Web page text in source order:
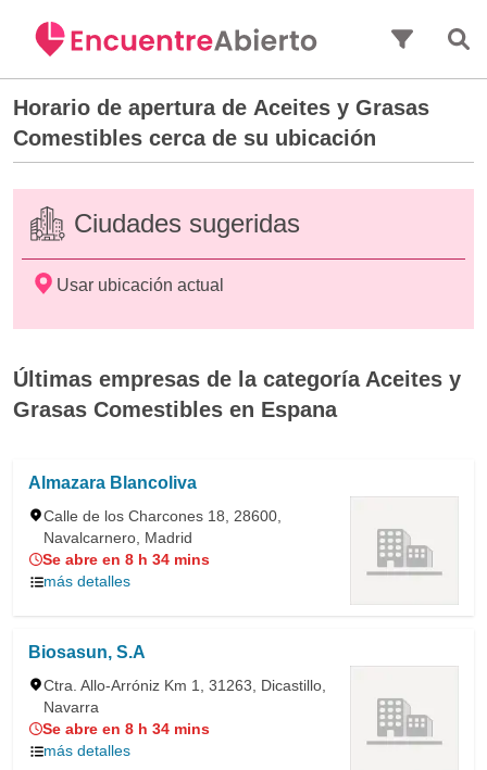
Horario de apertura de Aceites y Grasas
Comestibles cerca de su ubicación
Ciudades sugeridas
Usar ubicación actual
Últimas empresas de la categoría Aceites y
Grasas Comestibles en Espana
Almazara Blancoliva
Calle de los Charcones 18, 28600,
Navalcarnero, Madrid
Se abre en 8 h 34 mins
más detalles
Biosasun, S.A
Ctra. Allo-Arróniz Km 1, 31263, Dicastillo,
Navarra
Se abre en 8 h 34 mins
más detalles